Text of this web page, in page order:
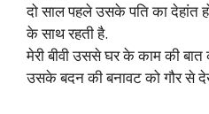
दो साल पहले उसके पति का देहांत
के साथ रहती है.
मेरी बीवी उससे घर के काम की बात
उसके बदन की बनावट को गौर से